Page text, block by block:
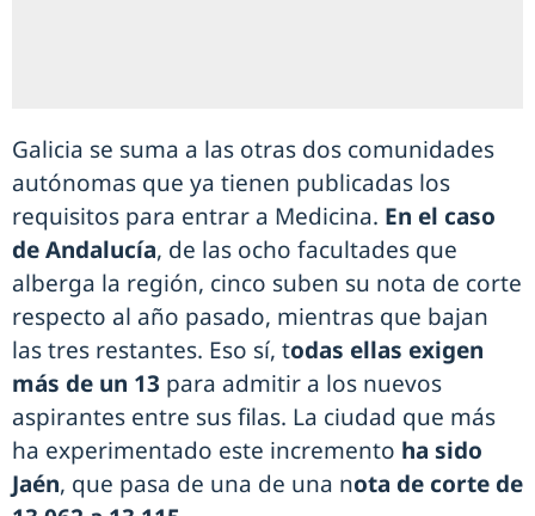
Galicia se suma a las otras dos comunidades
autónomas que ya tienen publicadas los
requisitos para entrar a Medicina. En el caso
de Andalucía, de las ocho facultades que
alberga la región, cinco suben su nota de corte
respecto al año pasado, mientras que bajan
las tres restantes. Eso sí, todas ellas exigen
más de un 13 para admitir a los nuevos
aspirantes entre sus filas. La ciudad que más
ha experimentado este incremento ha sido
Jaén, que pasa de una de una nota de corte de